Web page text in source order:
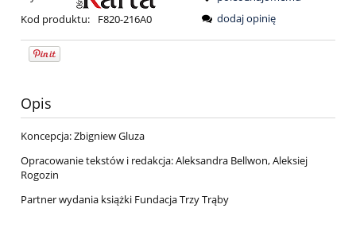
Kod produktu:
F820-216A0
dodaj opinię
Opis
Koncepcja: Zbigniew Gluza
Opracowanie tekstów i redakcja: Aleksandra Bellwon, Aleksiej
Rogozin
Partner wydania książki Fundacja Trzy Trąby